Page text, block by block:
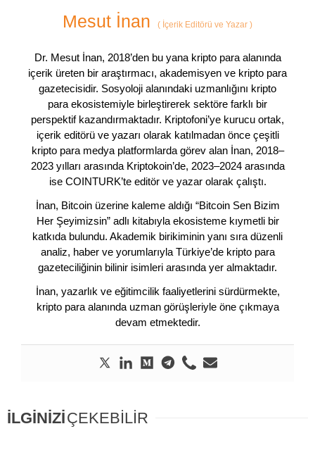
Mesut İnan ( İçerik Editörü ve Yazar )
Dr. Mesut İnan, 2018’den bu yana kripto para alanında
içerik üreten bir araştırmacı, akademisyen ve kripto para
gazetecisidir. Sosyoloji alanındaki uzmanlığını kripto
para ekosistemiyle birleştirerek sektöre farklı bir
perspektif kazandırmaktadır. Kriptofoni’ye kurucu ortak,
içerik editörü ve yazarı olarak katılmadan önce çeşitli
kripto para medya platformlarda görev alan İnan, 2018–
2023 yılları arasında Kriptokoin’de, 2023–2024 arasında
ise COINTURK’te editör ve yazar olarak çalıştı.
İnan, Bitcoin üzerine kaleme aldığı “Bitcoin Sen Bizim
Her Şeyimizsin” adlı kitabıyla ekosisteme kıymetli bir
katkıda bulundu. Akademik birikiminin yanı sıra düzenli
analiz, haber ve yorumlarıyla Türkiye’de kripto para
gazeteciliğinin bilinir isimleri arasında yer almaktadır.
İnan, yazarlık ve eğitimcilik faaliyetlerini sürdürmekte,
kripto para alanında uzman görüşleriyle öne çıkmaya
devam etmektedir.
İLGİNİZİÇEKEBİLİR